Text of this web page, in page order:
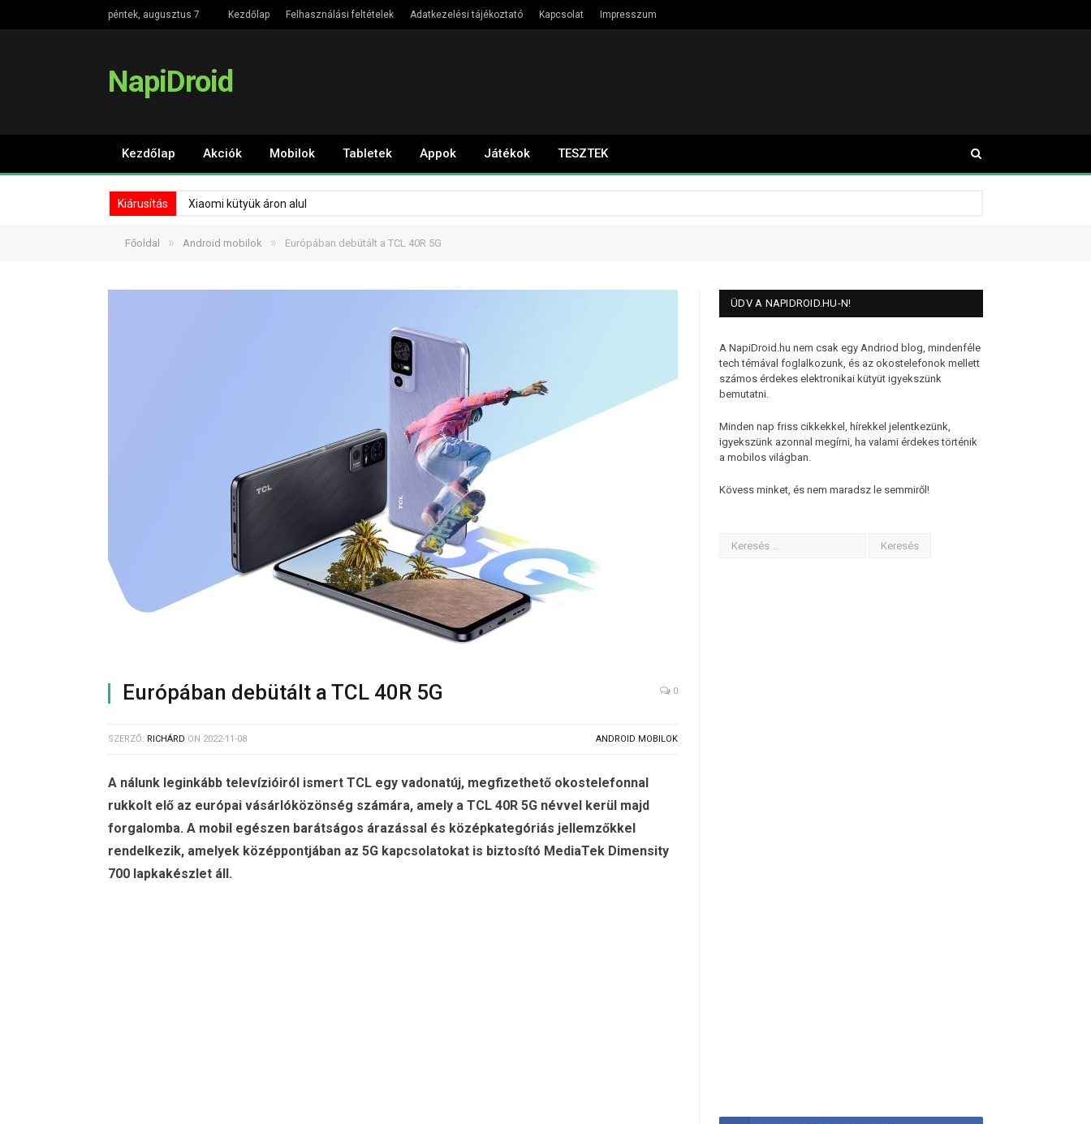
péntek, augusztus 7 Kezdőlap Felhasználási feltételek Adatkezelési tájékoztató Kapcsolat Impresszum
NapiDroid
Kezdőlap Akciók Mobilok Tabletek Appok Játékok TESZTEK
Kiárusítás Xiaomi kütyük áron alul
Főoldal » Android mobilok » Európában debütált a TCL 40R 5G
Európában debütált a TCL 40R 5G 0
SZERZŐ: RICHÁRD ON 2022-11-08 ANDROID MOBILOK
A nálunk leginkább televízióiról ismert TCL egy vadonatúj, megfizethető okostelefonnal
rukkolt elő az európai vásárlóközönség számára, amely a TCL 40R 5G névvel kerül majd
forgalomba. A mobil egészen barátságos árazással és középkategóriás jellemzőkkel
rendelkezik, amelyek középpontjában az 5G kapcsolatokat is biztosító MediaTek Dimensity
700 lapkakészlet áll.
ÜDV A NAPIDROID.HU-N!
A NapiDroid.hu nem csak egy Andriod blog, mindenféle
tech témával foglalkozunk, és az okostelefonok mellett
számos érdekes elektronikai kütyüt igyekszünk
bemutatni.
Minden nap friss cikkekkel, hírekkel jelentkezünk,
igyekszünk azonnal megírni, ha valami érdekes történik
a mobilos világban.
Kövess minket, és nem maradsz le semmiről!